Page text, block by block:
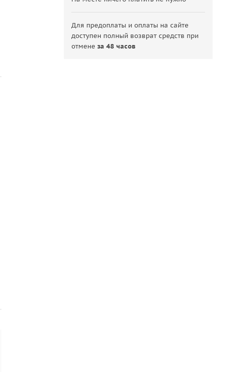
Для предоплаты и оплаты на сайте
доступен полный возврат средств при
отменеза 48 часов